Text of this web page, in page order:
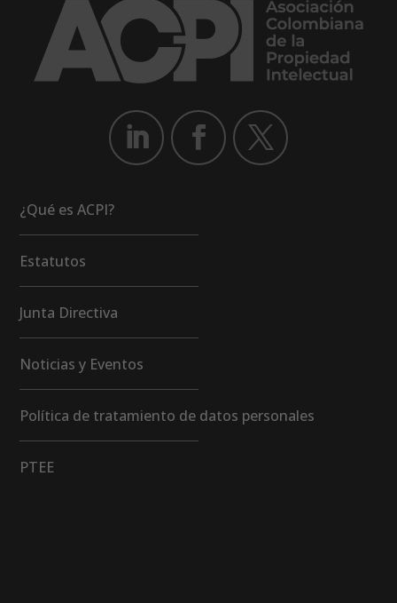
¿Qué es ACPI?
Estatutos
Junta Directiva
Noticias y Eventos
Política de tratamiento de datos personales
PTEE